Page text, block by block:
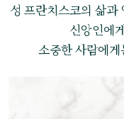
성 프란치스코의 삶과
신앙인에
소중한 사람에